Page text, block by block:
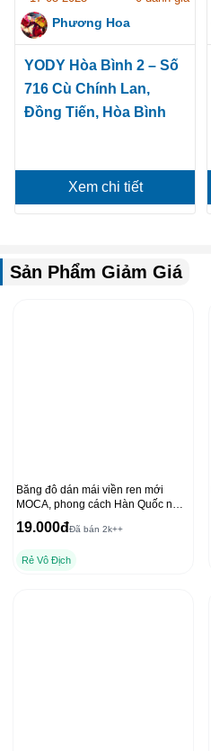
Phương Hoa
YODY Hòa Bình 2 – Số
716 Cù Chính Lan,
Đồng Tiến, Hòa Bình
Xem chi tiết
Sản Phẩm Giảm Giá
Băng đô dán mái viền ren mới
MOCA, phong cách Hàn Quốc nữ
tính
19.000đĐã bán 2k++
Rẻ Vô Địch